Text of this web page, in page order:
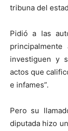
tribuna del
Pidió a las
investiguen y
actos que
e infames”.
Pero su
diputada hizo